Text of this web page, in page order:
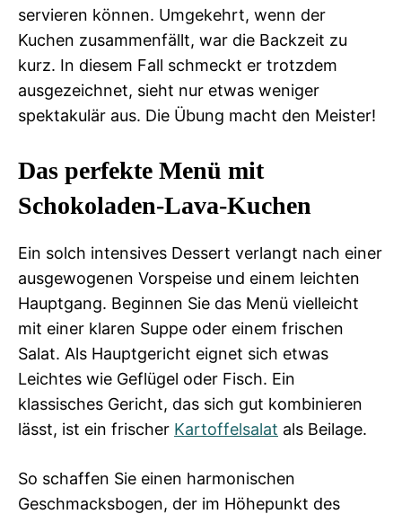
servieren können. Umgekehrt, wenn der
Kuchen zusammenfällt, war die Backzeit zu
kurz. In diesem Fall schmeckt er trotzdem
ausgezeichnet, sieht nur etwas weniger
spektakulär aus. Die Übung macht den Meister!
Das perfekte Menü mit
Schokoladen-Lava-Kuchen
Ein solch intensives Dessert verlangt nach einer
ausgewogenen Vorspeise und einem leichten
Hauptgang. Beginnen Sie das Menü vielleicht
mit einer klaren Suppe oder einem frischen
Salat. Als Hauptgericht eignet sich etwas
Leichtes wie Geflügel oder Fisch. Ein
klassisches Gericht, das sich gut kombinieren
lässt, ist ein frischer Kartoffelsalat als Beilage.
So schaffen Sie einen harmonischen
Geschmacksbogen, der im Höhepunkt des